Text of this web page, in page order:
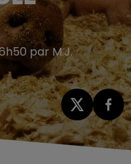
par M.J.